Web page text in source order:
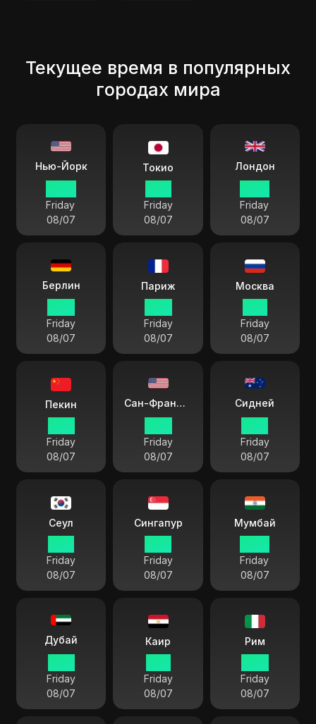
Текущее время в популярных
городах мира
Нью-Йорк
Friday
08/07
Токио
Friday
08/07
Лондон
Friday
08/07
Берлин
Friday
08/07
Париж
Friday
08/07
Москва
Friday
08/07
Пекин
Friday
08/07
Сан-Франциско
Friday
08/07
Сидней
Friday
08/07
Сеул
Friday
08/07
Сингапур
Friday
08/07
Мумбай
Friday
08/07
Дубай
Friday
08/07
Каир
Friday
08/07
Рим
Friday
08/07